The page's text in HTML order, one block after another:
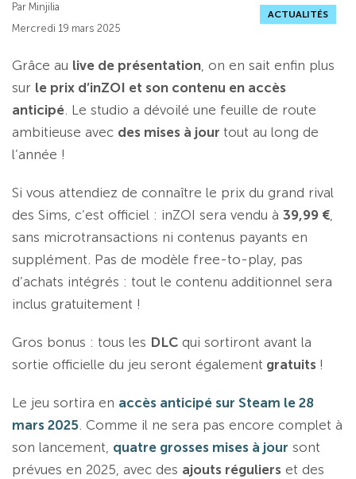
Par Minjilia
Mercredi 19 mars 2025
ACTUALITÉS
Grâce au live de présentation, on en sait enfin plus
sur le prix d’inZOI et son contenu en accès
anticipé. Le studio a dévoilé une feuille de route
ambitieuse avec des mises à jour tout au long de
l’année !
Si vous attendiez de connaître le prix du grand rival
des Sims, c’est officiel : inZOI sera vendu à 39,99 €,
sans microtransactions ni contenus payants en
supplément. Pas de modèle free-to-play, pas
d’achats intégrés : tout le contenu additionnel sera
inclus gratuitement !
Gros bonus : tous les DLC qui sortiront avant la
sortie officielle du jeu seront également gratuits !
Le jeu sortira en accès anticipé sur Steam le 28
mars 2025. Comme il ne sera pas encore complet à
son lancement, quatre grosses mises à jour sont
prévues en 2025, avec des ajouts réguliers et des